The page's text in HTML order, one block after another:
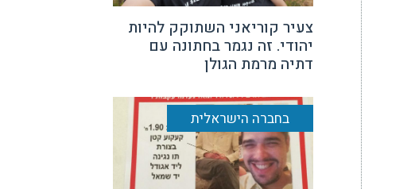
צעיר קוריאני השתוקק להיות
יהודי. זה נגמר בחתונה עם
דתיה מרמת הגולן
בחברה הישראלית